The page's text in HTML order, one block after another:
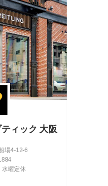
ィック 大阪
場4-12-6
曜定休